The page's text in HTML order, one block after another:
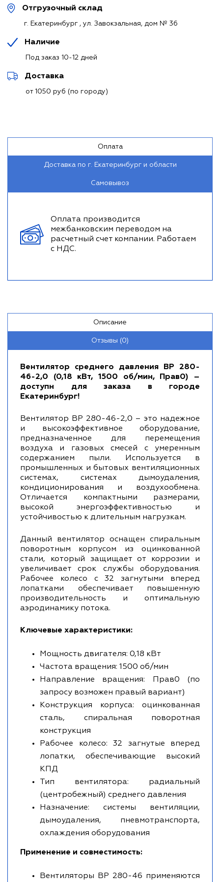
Отгрузочный склад
г. Екатеринбург , ул. Завокзальная, дом № 36
Наличие
Под заказ 10-12 дней
Доставка
от 1050 руб (по городу)
Оплата
Доставка по г. Екатеринбург и области
Самовывоз
Оплата производится
межбанковским переводом на
расчетный счет компании. Работаем
с НДС.
Описание
Отзывы (0)
Вентилятор среднего давления ВР 280-
46-2,0 (0,18 кВт, 1500 об/мин, Прав0) –
доступн для заказа в городе
Екатеринбург!
Вентилятор ВР 280-46-2,0 – это надежное
и высокоэффективное оборудование,
предназначенное для перемещения
воздуха и газовых смесей с умеренным
содержанием пыли. Используется в
промышленных и бытовых вентиляционных
системах, системах дымоудаления,
кондиционирования и воздухообмена.
Отличается компактными размерами,
высокой энергоэффективностью и
устойчивостью к длительным нагрузкам.
Данный вентилятор оснащен спиральным
поворотным корпусом из оцинкованной
стали, который защищает от коррозии и
увеличивает срок службы оборудования.
Рабочее колесо с 32 загнутыми вперед
лопатками обеспечивает повышенную
производительность и оптимальную
аэродинамику потока.
Ключевые характеристики:
Мощность двигателя: 0,18 кВт
Частота вращения: 1500 об/мин
Направление вращения: Прав0 (по
запросу возможен правый вариант)
Конструкция корпуса: оцинкованная
сталь, спиральная поворотная
конструкция
Рабочее колесо: 32 загнутые вперед
лопатки, обеспечивающие высокий
КПД
Тип вентилятора: радиальный
(центробежный) среднего давления
Назначение: системы вентиляции,
дымоудаления, пневмотранспорта,
охлаждения оборудования
Применение и совместимость:
Вентиляторы ВР 280-46 применяются